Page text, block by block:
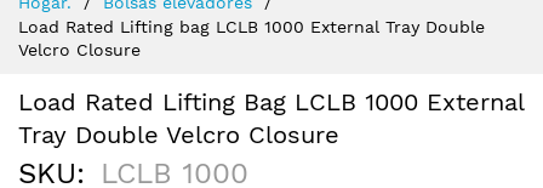
Content
Load Rated Lifting bag LCLB 1000 External Tray Double
Velcro Closure
Load Rated Lifting Bag LCLB 1000 External
Tray Double Velcro Closure
SKU LCLB 1000